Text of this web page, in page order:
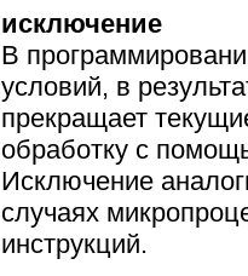
исключение
В
условий, в
прекращает
обработку с
Исключение
случаях
инструкций.